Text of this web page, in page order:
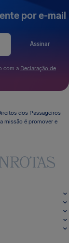
por e-mail
Assinar
com a Declaração de
dos Passageiros
missão é promover e